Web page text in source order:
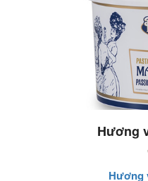
Hương
Hương